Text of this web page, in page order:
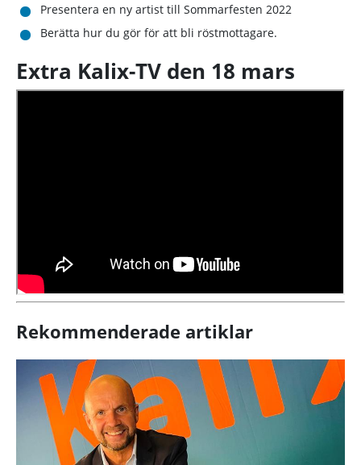
Presentera en ny artist till Sommarfesten 2022
Berätta hur du gör för att bli röstmottagare.
Extra Kalix-TV den 18 mars
Rekommenderade artiklar